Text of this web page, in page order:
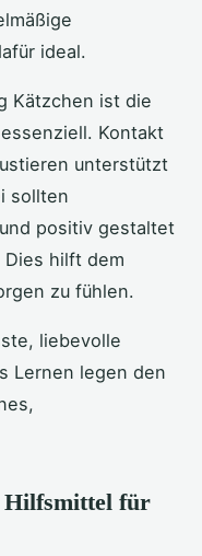
ideal.
Kätzchen ist die
Kontakt
unterstützt
sollten
positiv gestaltet
Dies hilft dem
zu fühlen.
liebevolle
Lernen legen den
Hilfsmittel für